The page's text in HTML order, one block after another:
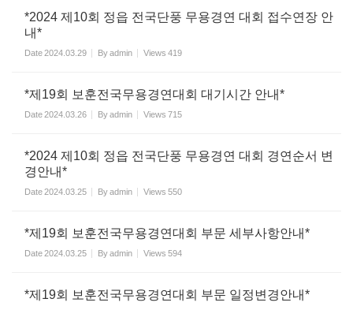
*2024 제10회 정읍 전국단풍 무용경연 대회 접수연장 안
내*
Date2024.03.29 Byadmin Views 419
*제19회 보훈전국무용경연대회 대기시간 안내*
Date2024.03.26 Byadmin Views 715
*2024 제10회 정읍 전국단풍 무용경연 대회 경연순서 변
경안내*
Date2024.03.25 Byadmin Views 550
*제19회 보훈전국무용경연대회 부문 세부사항안내*
Date2024.03.25 Byadmin Views 594
*제19회 보훈전국무용경연대회 부문 일정변경안내*